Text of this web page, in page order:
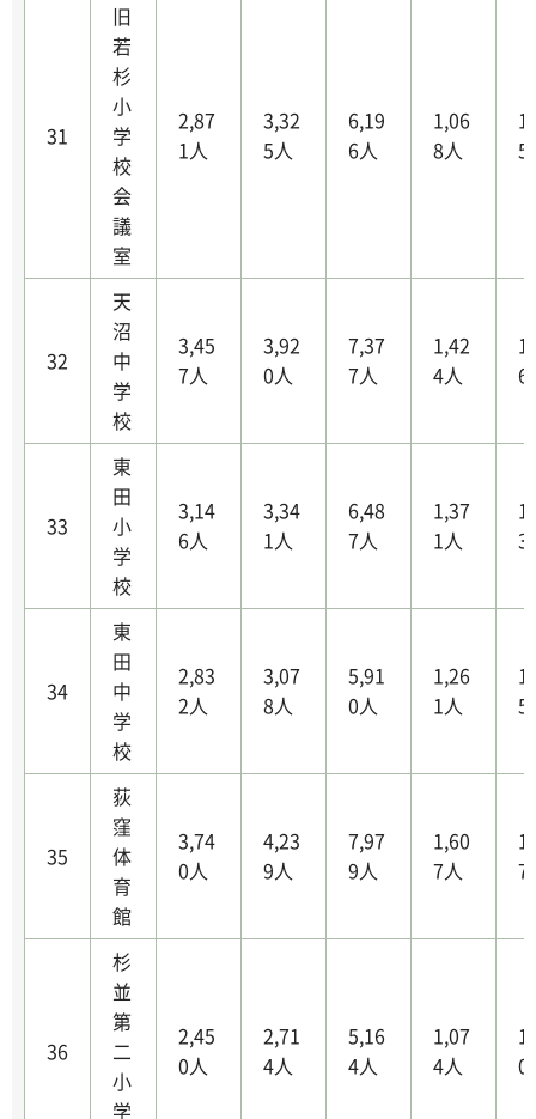
31
旧
若
杉
小
学
校
会
議
室
2,87
1人
3,32
5人
6,19
6人
1,06
8人
5
32
天
沼
中
学
校
3,45
7人
3,92
0人
7,37
7人
1,42
4人
6
33
東
田
小
学
校
3,14
6人
3,34
1人
6,48
7人
1,37
1人
3
34
東
田
中
学
校
2,83
2人
3,07
8人
5,91
0人
1,26
1人
5
35
荻
窪
体
育
館
3,74
0人
4,23
9人
7,97
9人
1,60
7人
7
36
杉
並
第
二
小
学
2,45
0人
2,71
4人
5,16
4人
1,07
4人
0